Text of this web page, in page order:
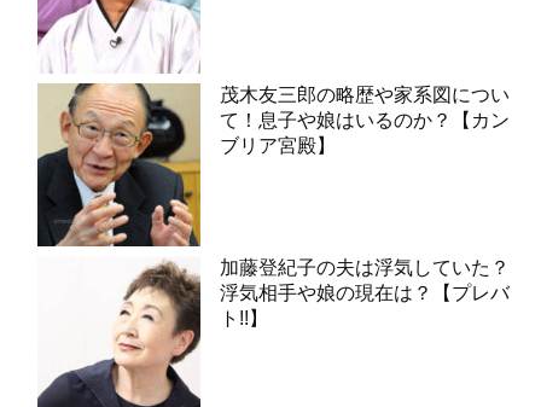
茂木友三郎の略歴や家系図につい
て！息子や娘はいるのか？【カン
ブリア宮殿】
加藤登紀子の夫は浮気していた？
浮気相手や娘の現在は？【プレバ
ト!!】